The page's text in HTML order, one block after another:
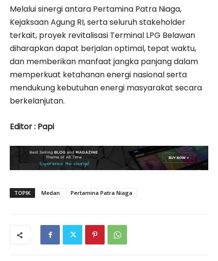
Melalui sinergi antara Pertamina Patra Niaga,
Kejaksaan Agung RI, serta seluruh stakeholder
terkait, proyek revitalisasi Terminal LPG Belawan
diharapkan dapat berjalan optimal, tepat waktu,
dan memberikan manfaat jangka panjang dalam
memperkuat ketahanan energi nasional serta
mendukung kebutuhan energi masyarakat secara
berkelanjutan.
Editor : Papi
TOPIK Medan Pertamina Patra Niaga